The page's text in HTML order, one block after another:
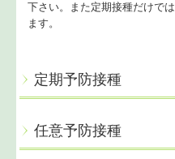
下さい。また定期接種だけで
ます。
定期予防接種
任意予防接種